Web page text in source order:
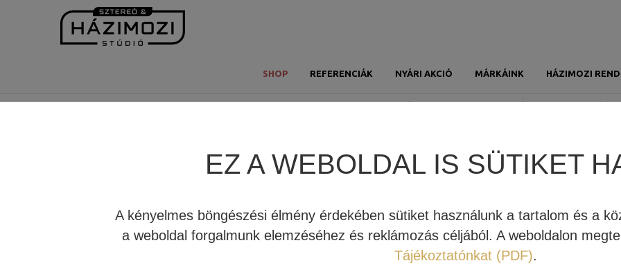
SHOP REFERENCIÁK NYÁRI AKCIÓ MÁRKÁINK HÁZIMOZI
A JBL HDI széria az alábbi hangsugárzókat tartalmazza:
EZ A WEBOLDAL IS SÜTIKET
A kényelmes böngészési élmény érdekében sütiket használunk a tartalom és a
a weboldal forgalmunk elemzéséhez és reklámozás céljából. A weboldalon
Tájékoztatónkat (PDF).